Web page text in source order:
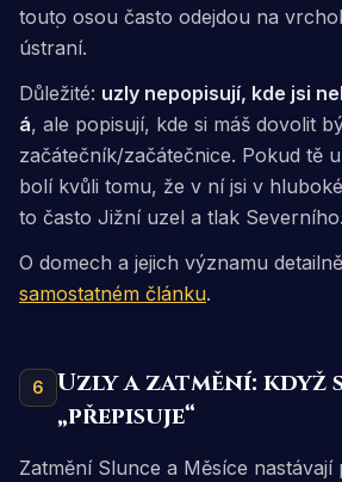
touto osou často odejdou na
ústraní.
Důležité: uzly nepopisují, kde jsi
á, ale popisují, kde si máš dovolit
začátečník/začátečnice. Pokud tě
bolí kvůli tomu, že v ní jsi v
to často Jižní uzel a tlak Severního.
O domech a jejich významu
samostatném článku.
6
Uzly a zatmění: když
„přepisuje“
Zatmění Slunce a Měsíce nastávají